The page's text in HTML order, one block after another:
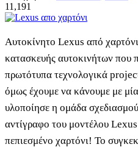
11,191
Αυτοκίνητο Lexus από
κατασκευής αυτοκινήτων που
πρωτότυπα τεχνολογικά
όμως έχουμε να κάνουμε με
υλοποίησε η ομάδα
αντίγραφο του μοντέλου
πεπιεσμένο χαρτόνι! Το